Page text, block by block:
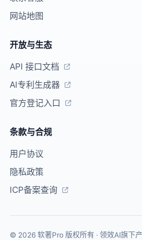
网站地图
开放与生态
API 接口文档
AI专利生成器
官方登记入口
条款与合规
用户协议
隐私政策
ICP备案查询
© 2026 软著Pro 版权所有 · 领效AI旗下